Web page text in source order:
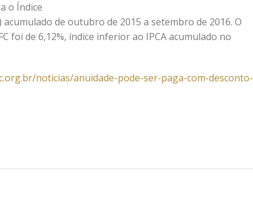
o Índice
de outubro de 2015 a setembro de 2016. O
foi de 6,12%, índice inferior ao IPCA acumulado no
noticias/anuidade-pode-ser-paga-com-desconto-